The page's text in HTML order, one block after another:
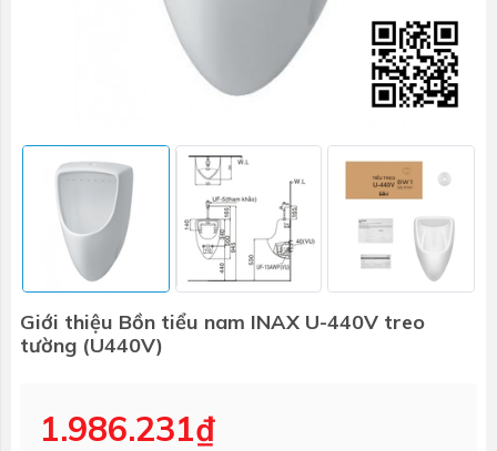
Giới thiệu Bồn tiểu nam INAX U-440V treo
tường (U440V)
1.986.231₫